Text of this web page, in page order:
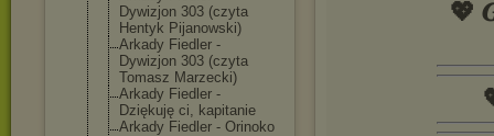
Dywizjon 303 (czyta
Hentyk Pijanowski)
Arkady Fiedler -
Dywizjon 303 (czyta
Tomasz Marzecki)
Arkady Fiedler -
Dziękuję ci, kapitanie
Arkady Fiedler - Orinoko
💖